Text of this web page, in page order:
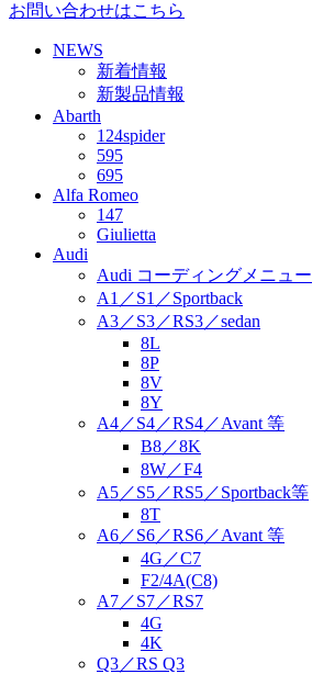
お問い合わせはこちら
NEWS
新着情報
新製品情報
Abarth
124spider
595
695
Alfa Romeo
147
Giulietta
Audi
Audi コーディングメニュー
A1／S1／Sportback
A3／S3／RS3／sedan
8L
8P
8V
8Y
A4／S4／RS4／Avant 等
B8／8K
8W／F4
A5／S5／RS5／Sportback等
8T
A6／S6／RS6／Avant 等
4G／C7
F2/4A(C8)
A7／S7／RS7
4G
4K
Q3／RS Q3